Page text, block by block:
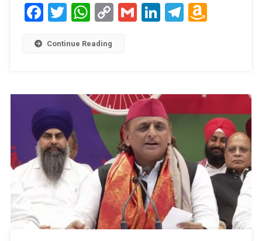
Facebook
Twitter
WhatsApp
CopyGmailLinkedIn
Telegram
Continue Reading